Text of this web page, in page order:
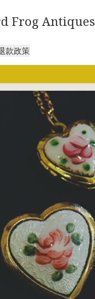
Frog Antiques
款政策